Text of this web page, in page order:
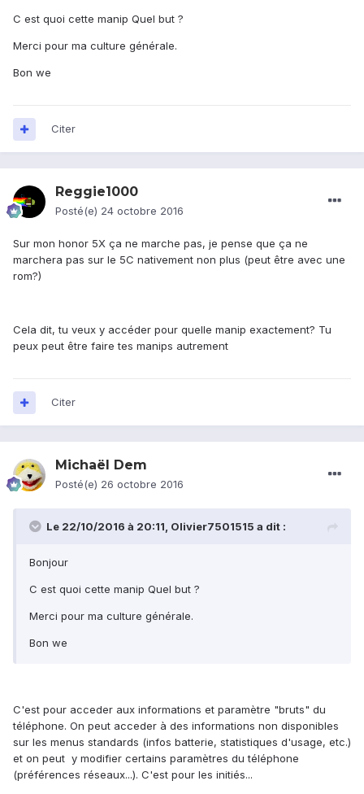
C est quoi cette manip Quel but ?
Merci pour ma culture générale.
Bon we
Citer
Reggie1000
Posté(e) 24 octobre 2016
Sur mon honor 5X ça ne marche pas, je pense que ça ne
marchera pas sur le 5C nativement non plus (peut être avec une
rom?)
Cela dit, tu veux y accéder pour quelle manip exactement? Tu
peux peut être faire tes manips autrement
Citer
Michaël Dem
Posté(e) 26 octobre 2016
Le 22/10/2016 à 20:11, Olivier7501515 a dit :
Bonjour
C est quoi cette manip Quel but ?
Merci pour ma culture générale.
Bon we
C'est pour acceder aux informations et paramètre "bruts" du
téléphone. On peut acceder à des informations non disponibles
sur les menus standards (infos batterie, statistiques d'usage, etc.)
et on peut y modifier certains paramètres du téléphone
(préférences réseaux...). C'est pour les initiés...